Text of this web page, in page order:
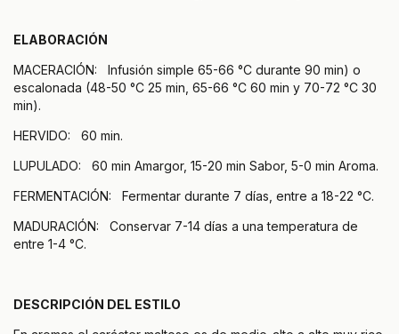
ELABORACIÓN
MACERACIÓN: Infusión simple 65-66 °C durante 90 min) o
escalonada (48-50 °C 25 min, 65-66 °C 60 min y 70-72 °C 30
min).
HERVIDO: 60 min.
LUPULADO: 60 min Amargor, 15-20 min Sabor, 5-0 min Aroma.
FERMENTACIÓN: Fermentar durante 7 días, entre a 18-22 °C.
MADURACIÓN: Conservar 7-14 días a una temperatura de
entre 1-4 °C.
DESCRIPCIÓN DEL ESTILO